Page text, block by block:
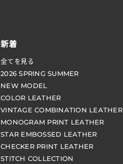
新着
全てを見る
2026 SPRING SUMMER
NEW MODEL
COLOR LEATHER
VINTAGE COMBINATION LEATHER
MONOGRAM PRINT LEATHER
STAR EMBOSSED LEATHER
CHECKER PRINT LEATHER
STITCH COLLECTION